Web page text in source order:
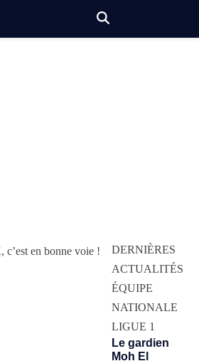
DERNIÈRES
ACTUALITÉS
ÉQUIPE
NATIONALE
LIGUE 1
Le gardien
Moh El